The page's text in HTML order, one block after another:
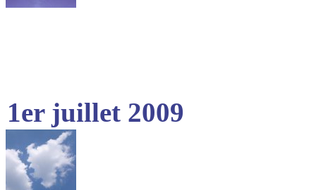
1er juillet 2009